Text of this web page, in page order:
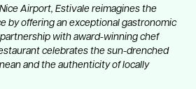
Airport, Estivale reimagines the
by offering an exceptional gastronomic
with award-winning chef
celebrates the sun-drenched
and the authenticity of locally